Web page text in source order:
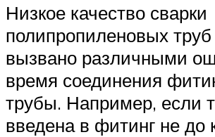
Низкое качество сварки
полипропиленовых
вызвано различными
время соединения
трубы. Например, если
введена в фитинг не до